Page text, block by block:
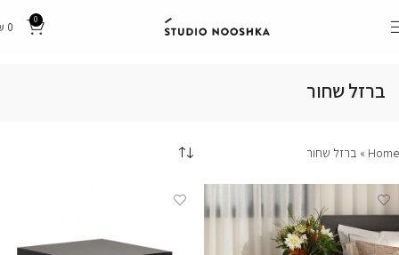
0
0
ברזל שחור
Home
» ברזל שחור